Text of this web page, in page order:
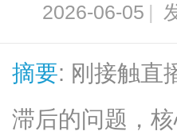
2026-06-05 |
摘要: 刚接触直
滞后的问题，